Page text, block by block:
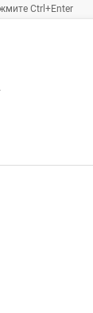
Ctrl+Enter